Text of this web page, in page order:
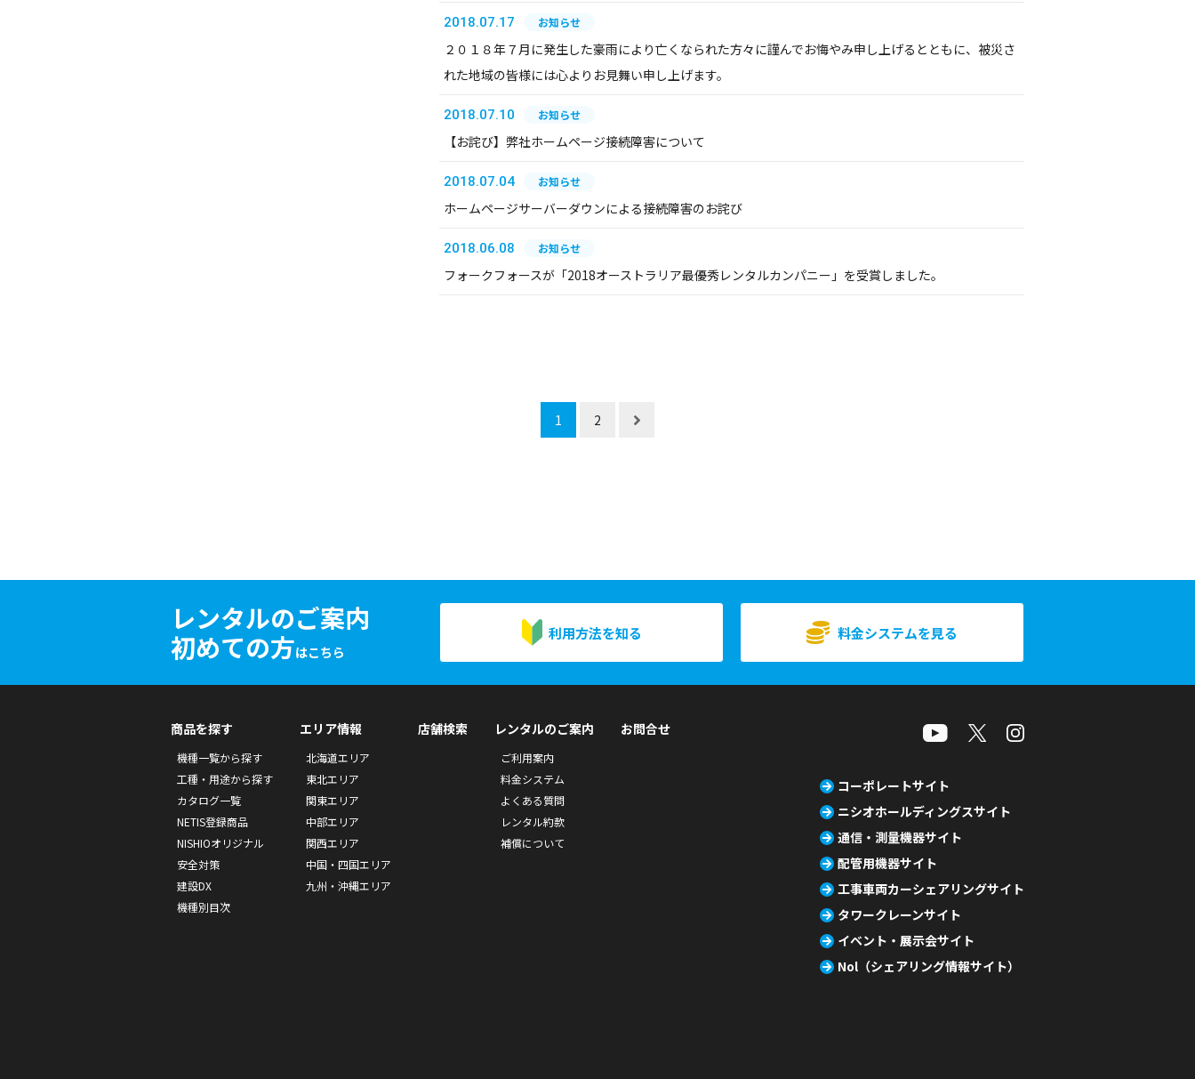
2018.07.17 お知らせ
２０１８年７月に発生した豪雨により亡くなられた方々に謹んでお悔やみ申し上げるとともに、被災さ
れた地域の皆様には心よりお見舞い申し上げます。
2018.07.10 お知らせ
【お詫び】弊社ホームページ接続障害について
2018.07.04 お知らせ
ホームページサーバーダウンによる接続障害のお詫び
2018.06.08 お知らせ
フォークフォースが「2018オーストラリア最優秀レンタルカンパニー」を受賞しました。
1 2
レンタルのご案内
初めての方はこちら
利用方法を知る 料金システムを見る
商品を探す
機種一覧から探す
工種・用途から探す
カタログ一覧
NETIS登録商品
NISHIOオリジナル
安全対策
建設DX
機種別目次
エリア情報
北海道エリア
東北エリア
関東エリア
中部エリア
関西エリア
中国・四国エリア
九州・沖縄エリア
店舗検索 レンタルのご案内
ご利用案内
料金システム
よくある質問
レンタル約款
補償について
お問合せ
コーポレートサイト
ニシオホールディングスサイト
通信・測量機器サイト
配管用機器サイト
工事車両カーシェアリングサイト
タワークレーンサイト
イベント・展示会サイト
Nol（シェアリング情報サイト）